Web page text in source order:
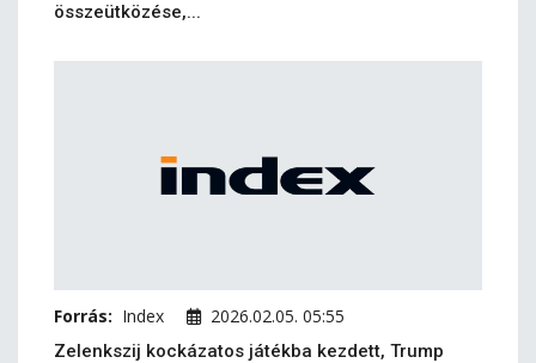
összeütközése,...
Forrás: Index 2026.02.05. 05:55
Zelenkszij kockázatos játékba kezdett, Trump